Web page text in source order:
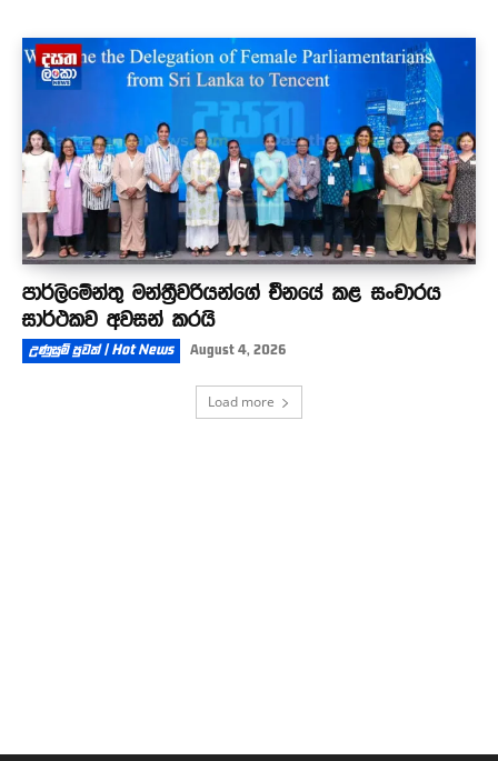
පාර්ලිමේන්තු මන්ත්‍රීවරියන්ගේ චීනයේ කළ සංචාරය
සාර්ථකව අවසන් කරයි
උණුසුම් පුවත් | Hot News August 4, 2026
Load more